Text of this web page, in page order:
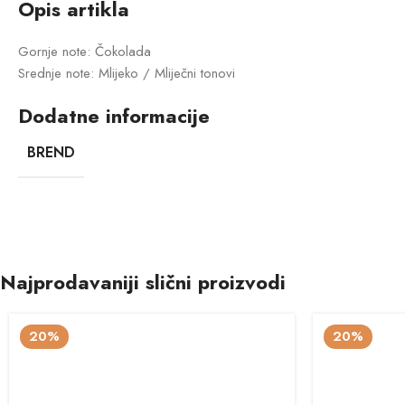
Opis artikla
Gornje note: Čokolada
Srednje note: Mlijeko / Mliječni tonovi
Dodatne informacije
BREND
Najprodavaniji slični proizvodi
20% 20%